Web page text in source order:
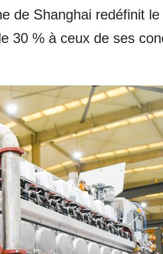
de Shanghai redéfinit
30 % à ceux de ses